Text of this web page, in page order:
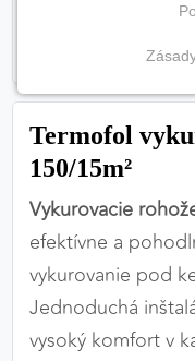
Termofol
150/15m²
Vykurovacie
efektívne a
vykurovanie pod
Jednoduchá
vysoký komfort v
(vždy aktívne,
Tieto cookies
webovej stránky
zabezpečiť jej
Nevyhnutné